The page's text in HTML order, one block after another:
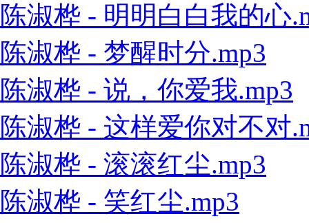
陈淑桦 - 明明白白我的心
陈淑桦 - 梦醒时分.mp3
陈淑桦 - 说，你爱我.mp3
陈淑桦 - 这样爱你对不对
陈淑桦 - 滚滚红尘.mp3
陈淑桦 - 笑红尘.mp3